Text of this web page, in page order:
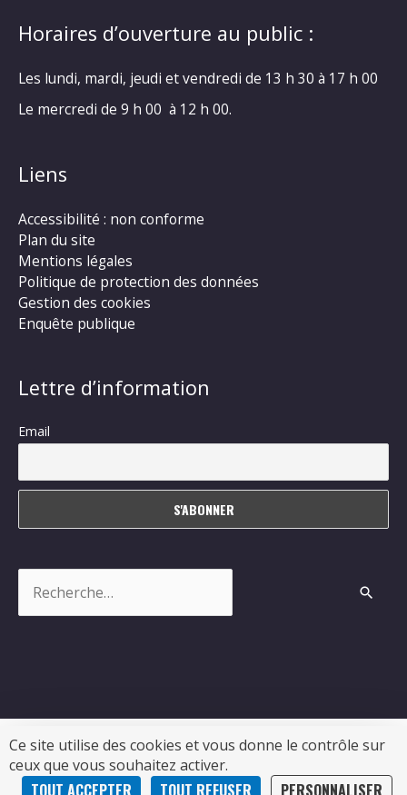
Ce site utilise des cookies et vous donne le contrôle sur
ceux que vous souhaitez activer.
TOUT ACCEPTER TOUT REFUSER PERSONNALISER
Horaires d’ouverture au public :
Les lundi, mardi, jeudi et vendredi de 13 h 30 à 17 h 00
Le mercredi de 9 h 00 à 12 h 00.
Liens
Accessibilité : non conforme
Plan du site
Mentions légales
Politique de protection des données
Gestion des cookies
Enquête publique
Lettre d’information
Email
Copyright © 2026Sablonceaux| Propulsé par Soluris